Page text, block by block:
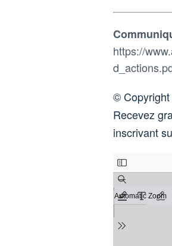
https://
©
Recevez
inscrivant